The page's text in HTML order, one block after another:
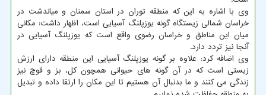
وی با اشاره به این که منطقه توران در استان سمنان و میاندشت در
خراسان شمالی زیستگاه گونه یوزپلنگ آسیایی است، اظهار داشت: مکانی
میان این مناطق و خراسان رضوی واقع است که یوزپلنگ آسیایی در
آنجا نیز تردد دارد.
وی اضافه کرد: علاوه بر گونه یوزپلنگ آسیایی این منطقه دارای ارزش
زیستی است که در آن گونه های حیوانی همچون کل، بز و قوچ نیز
زندگی می کنند و ما بدنبال آن هستیم تا این مکان را ارتقا داده و تبدیل